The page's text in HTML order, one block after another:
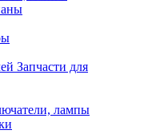
Запчасти для
лампы